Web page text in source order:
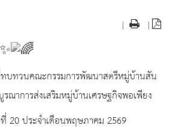
| |
บทวนคณะกรรมการพัฒนาสตรีหมู่บ้านสัน
ณาการส่งเสริมหมู่บ้านเศรษฐกิจพอเพียง
20 ประจำเดือนพฤษภาคม 2569